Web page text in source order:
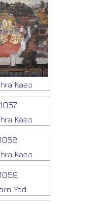
Kaeo
Kaeo
Kaeo
Yod